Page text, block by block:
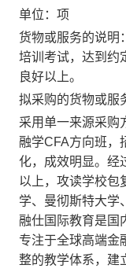
单位： 项
货物或服务的说明：
培训考试，达到约
良好以上。
拟采购的货物或服
采用单一来源采购
融学CFA方向班，
化，成效明显。经
以上，攻读学校包
学、曼彻斯特大学
融仕国际教育是国
专注于全球高端金
整的教学体系，建